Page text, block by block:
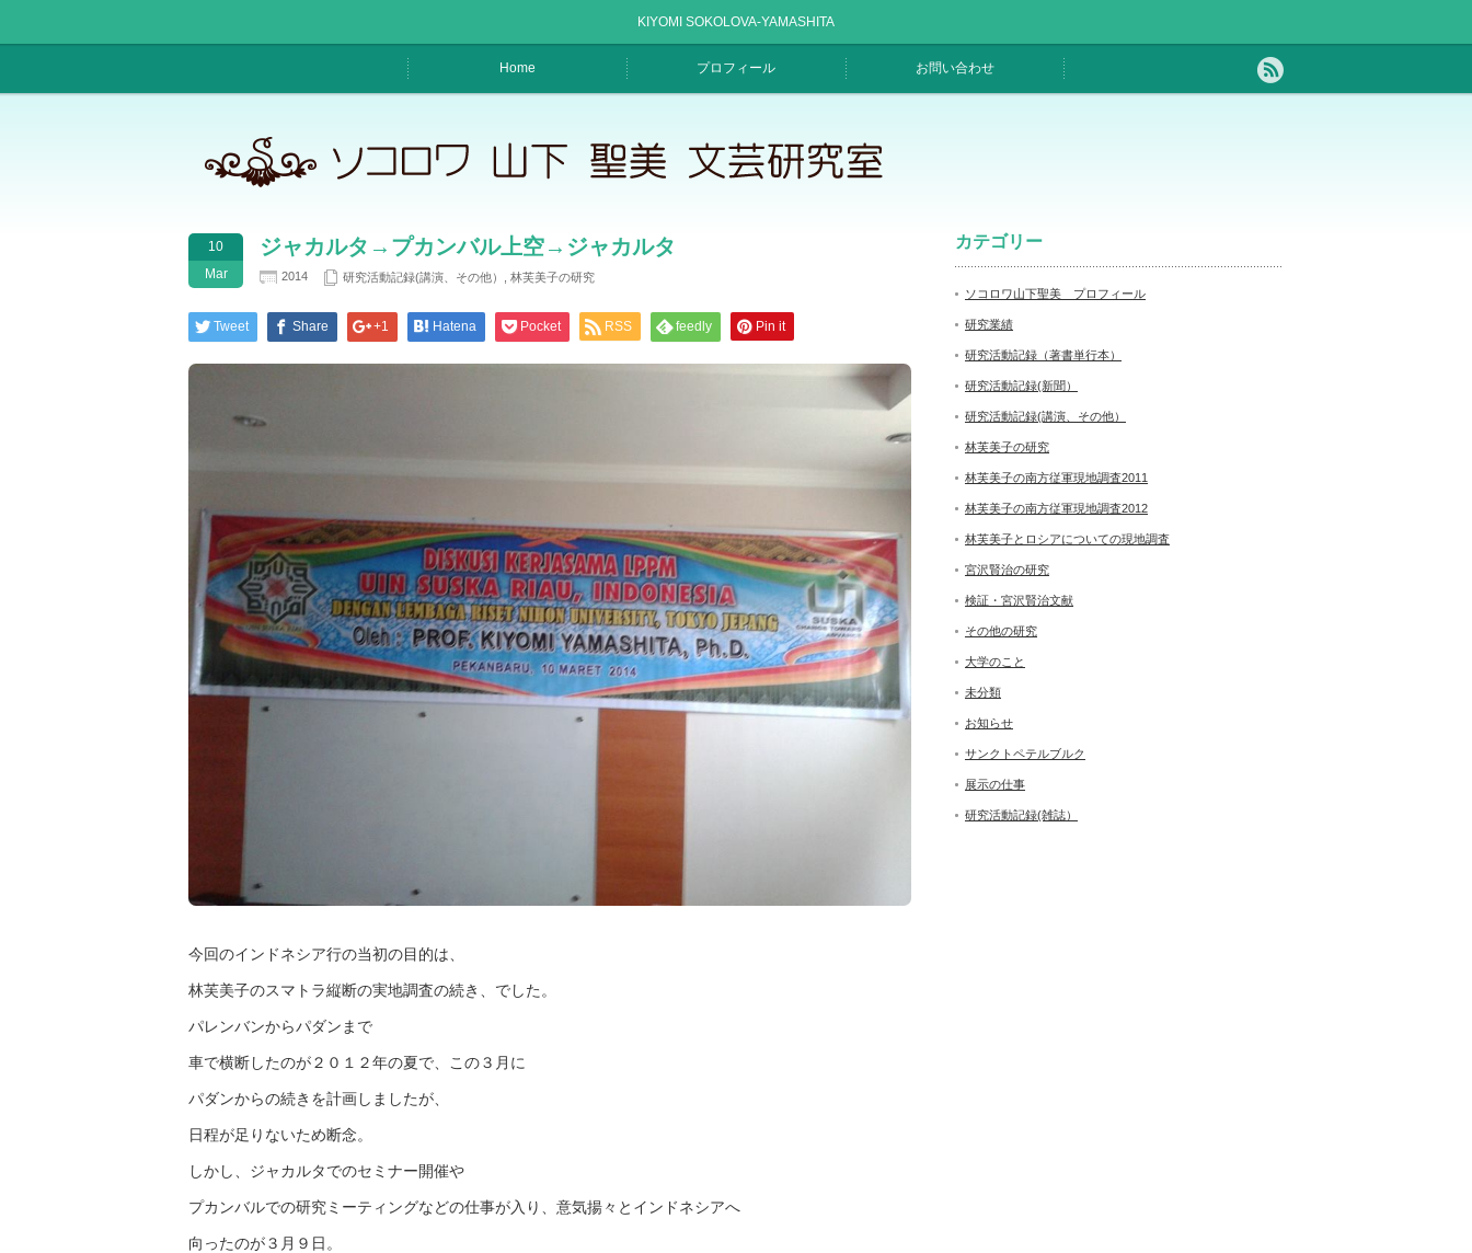
KIYOMI SOKOLOVA-YAMASHITA
Home プロフィール お問い合わせ
10
Mar
ジャカルタ→プカンバル上空→ジャカルタ
2014 研究活動記録(講演、その他） 林芙美子の研究
Tweet Share +1 Hatena Pocket RSS feedly Pin it
今回のインドネシア行の当初の目的は、
林芙美子のスマトラ縦断の実地調査の続き、でした。
パレンバンからパダンまで
車で横断したのが２０１２年の夏で、この３月に
パダンからの続きを計画しましたが、
日程が足りないため断念。
しかし、ジャカルタでのセミナー開催や
プカンバルでの研究ミーティングなどの仕事が入り、意気揚々とインドネシアへ
向ったのが３月９日。
カテゴリー
ソコロワ山下聖美 プロフィール
研究業績
研究活動記録（著書単行本）
研究活動記録(新聞）
研究活動記録(講演、その他）
林芙美子の研究
林芙美子の南方従軍現地調査2011
林芙美子の南方従軍現地調査2012
林芙美子とロシアについての現地調査
宮沢賢治の研究
検証・宮沢賢治文献
その他の研究
大学のこと
未分類
お知らせ
サンクトペテルブルク
展示の仕事
研究活動記録(雑誌）